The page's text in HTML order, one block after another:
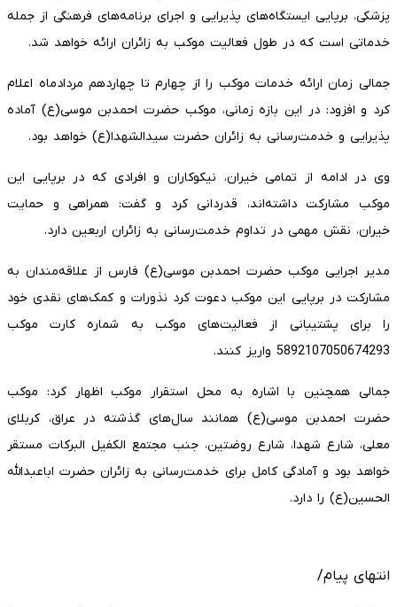
پزشکی، برپایی ایستگاه‌های پذیرایی و اجرای برنامه‌های فرهنگی از جمله
خدماتی است که در طول فعالیت موکب به زائران ارائه خواهد شد.
جمالی زمان ارائه خدمات موکب را از چهارم تا چهاردهم مردادماه اعلام
کرد و افزود: در این بازه زمانی، موکب حضرت احمدبن موسی(ع) آماده
پذیرایی و خدمت‌رسانی به زائران حضرت سیدالشهدا(ع) خواهد بود.
وی در ادامه از تمامی خیران، نیکوکاران و افرادی که در برپایی این
موکب مشارکت داشته‌اند، قدردانی کرد و گفت: همراهی و حمایت
خیران، نقش مهمی در تداوم خدمت‌رسانی به زائران اربعین دارد.
مدیر اجرایی موکب حضرت احمدبن موسی(ع) فارس از علاقه‌مندان به
مشارکت در برپایی این موکب دعوت کرد نذورات و کمک‌های نقدی خود
را برای پشتیبانی از فعالیت‌های موکب به شماره کارت موکب
5892107050674293 واریز کنند.
جمالی همچنین با اشاره به محل استقرار موکب اظهار کرد: موکب
حضرت احمدبن موسی(ع) همانند سال‌های گذشته در عراق، کربلای
معلی، شارع شهدا، شارع روضتین، جنب مجتمع الکفیل البرکات مستقر
خواهد بود و آمادگی کامل برای خدمت‌رسانی به زائران حضرت اباعبدالله
الحسین(ع) را دارد.
انتهای پیام/